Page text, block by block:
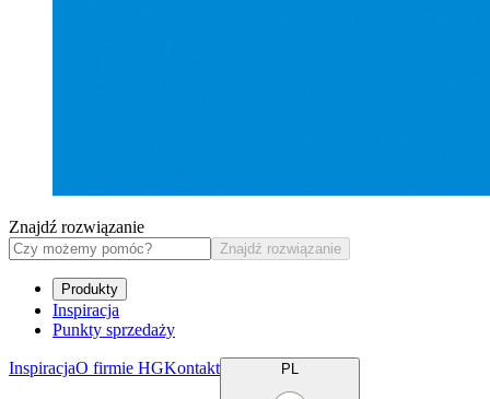
Znajdź rozwiązanie
Znajdź rozwiązanie
Produkty
Inspiracja
Punkty sprzedaży
InspiracjaO firmie HGKontakt PL